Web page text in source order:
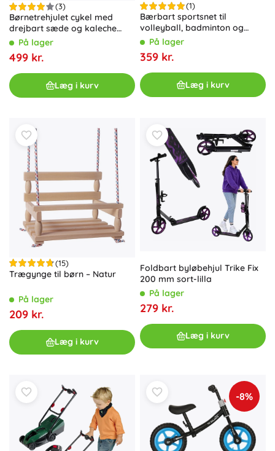
(3)
Børnetrehjulet cykel med
drejbart sæde og kaleche
lyserød ECO TOYS
På lager
499 kr.
Læg i kurv
(1)
Bærbart sportsnet til
volleyball, badminton og
tennis
På lager
359 kr.
Læg i kurv
(15)
Trægynge til børn – Natur
På lager
209 kr.
Læg i kurv
Foldbart byløbehjul Trike Fix
200 mm sort-lilla
På lager
279 kr.
Læg i kurv
-8%